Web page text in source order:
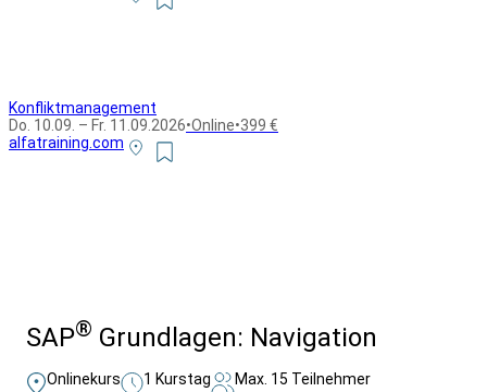
Konfliktmanagement
Do. 10.09. – Fr. 11.09.2026•Online•399 €
alfatraining.com
SAP® Grundlagen: Navigation
Onlinekurs 1 Kurstag Max. 15 Teilnehmer